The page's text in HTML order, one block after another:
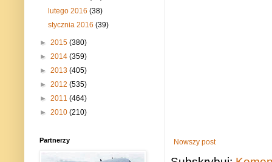
Nowszy post
lutego 2016(38)
stycznia 2016(39)
► 2015 (380)
► 2014 (359)
► 2013 (405)
► 2012 (535)
► 2011 (464)
► 2010 (210)
Partnerzy